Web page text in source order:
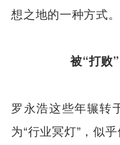
想之地的一种方式。
被“打败
罗永浩这些年辗转
为“行业冥灯”，似